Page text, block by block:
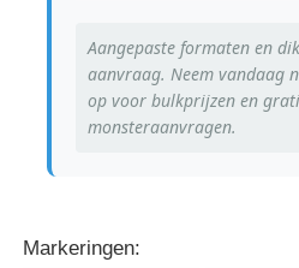
Aangepaste formaten en
aanvraag. Neem vandaag
op voor bulkprijzen en
monsteraanvragen.
Markeringen: